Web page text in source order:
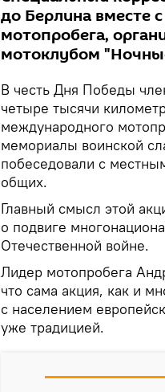
до Берлина вместе
мотопробега,
мотоклубом
В честь Дня Победы
четыре тысячи
международного
мемориалы воинской
побеседовали с
общих.
Главный смысл этой
о подвиге
Отечественной войне.
Лидер мотопробега
что сама акция, как и
с населением
уже традицией.